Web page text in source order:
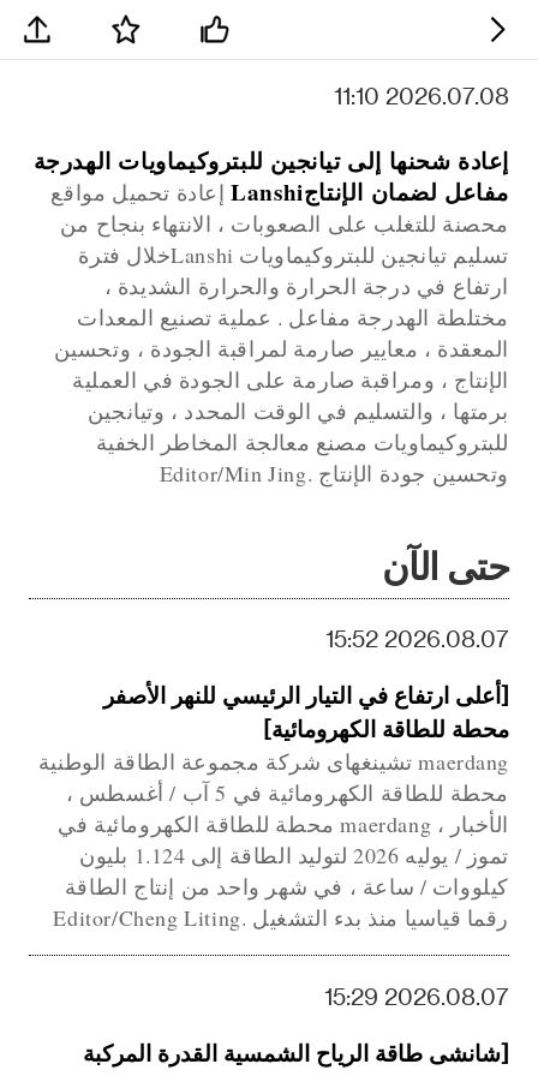
2026.07.08 11:10
إعادة شحنها إلى تيانجين للبتروكيماويات الهدرجة
مفاعل لضمان الإنتاجLanshi
إعادة تحميل مواقع
محصنة للتغلب على الصعوبات ، الانتهاء بنجاح من
تسليم تيانجين للبتروكيماويات Lanshiخلال فترة
ارتفاع في درجة الحرارة والحرارة الشديدة ،
مختلطة الهدرجة مفاعل . عملية تصنيع المعدات
المعقدة ، معايير صارمة لمراقبة الجودة ، وتحسين
الإنتاج ، ومراقبة صارمة على الجودة في العملية
برمتها ، والتسليم في الوقت المحدد ، وتيانجين
للبتروكيماويات مصنع معالجة المخاطر الخفية
وتحسين جودة الإنتاج .Editor/Min Jing
حتى الآن
2026.08.07 15:52
[أعلى ارتفاع في التيار الرئيسي للنهر الأصفر
محطة للطاقة الكهرومائية]
maerdang تشينغهاى شركة مجموعة الطاقة الوطنية
محطة للطاقة الكهرومائية في 5 آب / أغسطس ،
الأخبار ، maerdang محطة للطاقة الكهرومائية في
تموز / يوليه 2026 لتوليد الطاقة إلى 1.124 بليون
كيلووات / ساعة ، في شهر واحد من إنتاج الطاقة
رقما قياسيا منذ بدء التشغيل .Editor/Cheng Liting
2026.08.07 15:29
[شانشى طاقة الرياح الشمسية القدرة المركبة